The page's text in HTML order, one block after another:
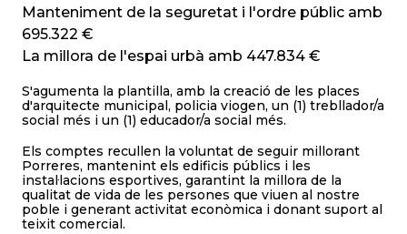
Manteniment de la seguretat i l'ordre públic amb
695.322 €
La millora de l'espai urbà amb 447.834 €
S'agumenta la plantilla, amb la creació de les places
d'arquitecte municipal, policia viogen, un (1) trebllador/a
social més i un (1) educador/a social més.
Els comptes recullen la voluntat de seguir millorant
Porreres, mantenint els edificis públics i les
instal·lacions esportives, garantint la millora de la
qualitat de vida de les persones que viuen al nostre
poble i generant activitat econòmica i donant suport al
teixit comercial.